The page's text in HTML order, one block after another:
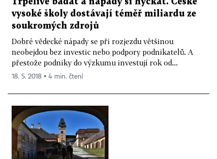
Trpělivě bádat a nápady si hýčkat. České
vysoké školy dostávají téměř miliardu ze
soukromých zdrojů
Dobré vědecké nápady se při rozjezdu většinou
neobejdou bez investic nebo podpory podnikatelů. A
přestože podniky do výzkumu investují rok od...
18. 5. 2018 ▪ 4 min. čtení